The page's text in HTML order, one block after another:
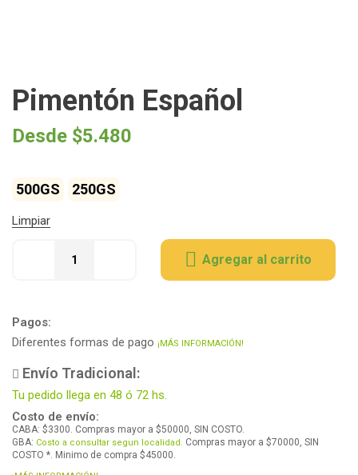
Pimentón Español
Desde $5.480
500GS 250GS
Limpiar
Agregar al carrito
Pagos:
Diferentes formas de pago ¡MÁS INFORMACIÓN!
Envío Tradicional:
Tu pedido llega en 48 ó 72 hs.
Costo de envío:
CABA: $3300. Compras mayor a $50000, SIN COSTO.
GBA: Costo a consultar segun localidad. Compras mayor a $70000, SIN
COSTO *. Minimo de compra $45000.